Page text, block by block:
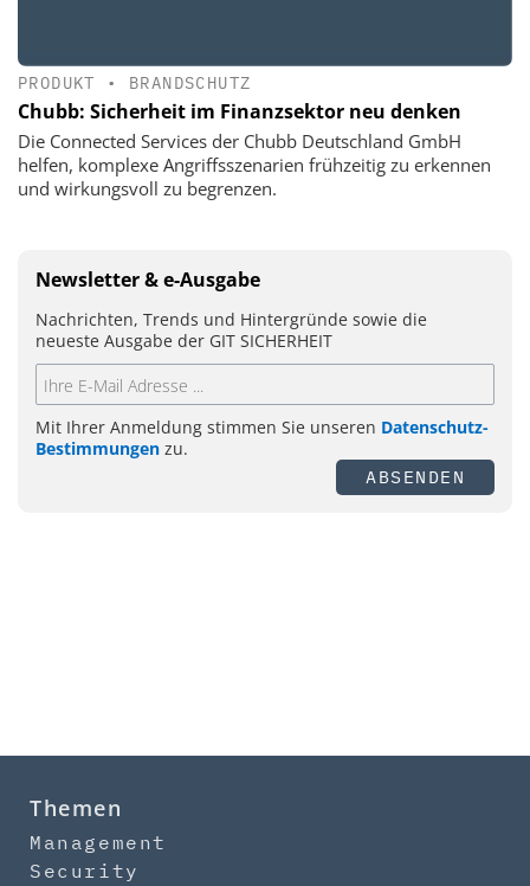
PRODUKT • BRANDSCHUTZ
Chubb: Sicherheit im Finanzsektor neu denken
Die Connected Services der Chubb Deutschland GmbH
helfen, komplexe Angriffsszenarien frühzeitig zu erkennen
und wirkungsvoll zu begrenzen.
Newsletter & e-Ausgabe
Nachrichten, Trends und Hintergründe sowie die
neueste Ausgabe der GIT SICHERHEIT
Mit Ihrer Anmeldung stimmen Sie unseren Datenschutz-
Bestimmungen zu.
ABSENDEN
Themen
Management
Security